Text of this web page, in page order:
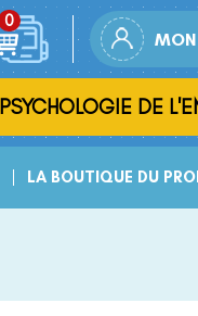
MON
PSYCHOLOGIE DE
LA BOUTIQUE DU